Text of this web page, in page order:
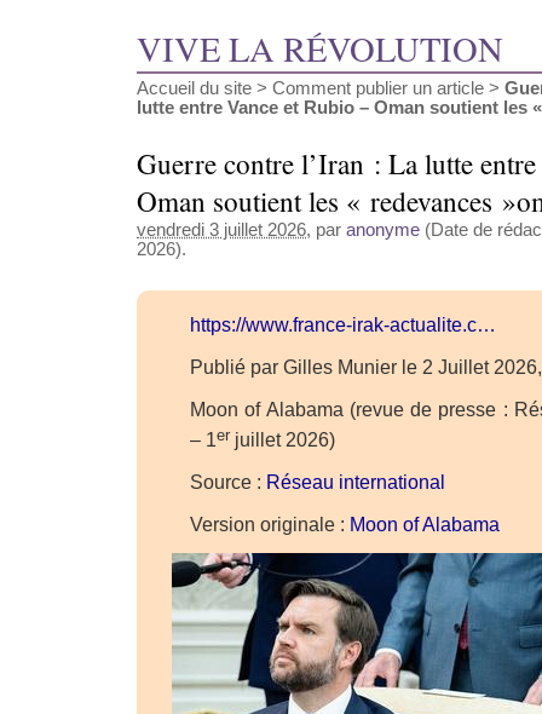
VIVE LA RÉVOLUTION
Accueil du site > Comment publier un article >
lutte entre Vance et Rubio – Oman soutient les
Guerre contre l’Iran : La lutte
Oman soutient les « redevances
vendredi 3 juillet 2026, par anonyme (Date de
2026).
https://www.france-irak-actualite.c…
Publié par Gilles Munier le 2 Juillet
Moon of Alabama (revue de presse :
– 1er juillet 2026)
Source : Réseau international
Version originale : Moon of Alabama